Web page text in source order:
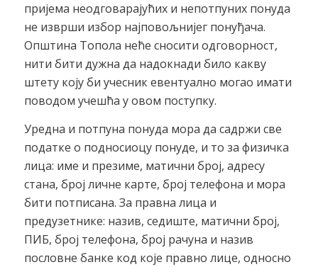
пријема неодговарајућих и непотпуних понуда
не изврши избор најповољнијег понуђача.
Општина Топола неће сносити одговорност,
нити бити дужна да надокнади било какву
штету коју би учесник евентуално могао имати
поводом учешћа у овом поступку.
Уредна и потпуна понуда мора да садржи све
податке о подносиоцу понуде, и то за физичка
лица: име и презиме, матични број, адресу
стана, број личне карте, број телефона и мора
бити потписана. За правна лица и
предузетнике: назив, седиште, матични број,
ПИБ, број телефона, број рачуна и назив
пословне банке код које правно лице, односно